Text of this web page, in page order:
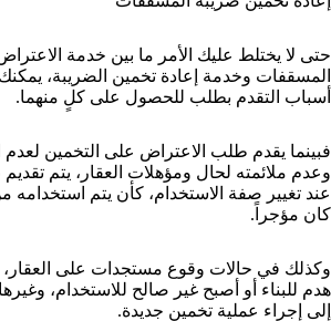
حتى لا يختلط عليك الأمر ما بين خدمة
المسقفات وخدمة إعادة تخمين الضريبة،
أسباب التقدم بطلب للحصول على كلٍ منهما.
فبينما يقدم طلب الاعتراض على التخمين لعدم
وعدم ملائمته لحال ومؤهلات العقار، يتم
عند تغيير صفة الاستخدام، كأن يتم استخدامه
كان مؤجراً.
وكذلك في حالات وقوع مستجدات على
هدم للبناء أو أصبح غير صالح للاستخدام،
إلى إجراء عملية تخمين جديدة.